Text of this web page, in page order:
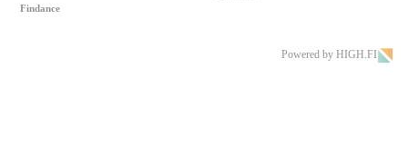
Findance
Powered by HIGH.FI